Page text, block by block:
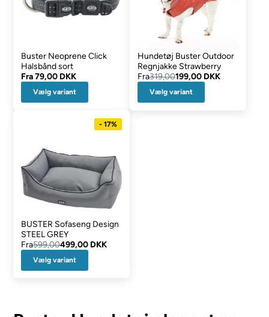
Buster Neoprene Click
Halsbånd sort
Fra79,00 DKK
Vælg variant
Hundetøj Buster Outdoor
Regnjakke Strawberry
Fra319,00199,00 DKK
Vælg variant
- 17%
BUSTER Sofaseng Design
STEEL GREY
Fra599,00499,00 DKK
Vælg variant